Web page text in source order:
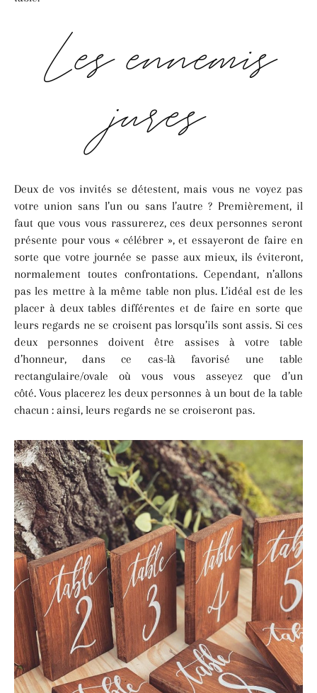
Les ennemis
jurés
Deux de vos invités se détestent, mais vous ne voyez pas
votre union sans l’un ou sans l’autre ? Premièrement, il
faut que vous vous rassurerez, ces deux personnes seront
présente pour vous « célébrer », et essayeront de faire en
sorte que votre journée se passe aux mieux, ils éviteront,
normalement toutes confrontations. Cependant, n’allons
pas les mettre à la même table non plus. L’idéal est de les
placer à deux tables différentes et de faire en sorte que
leurs regards ne se croisent pas lorsqu’ils sont assis. Si ces
deux personnes doivent être assises à votre table
d’honneur, dans ce cas-là favorisé une table
rectangulaire/ovale où vous vous asseyez que d’un
côté. Vous placerez les deux personnes à un bout de la table
chacun : ainsi, leurs regards ne se croiseront pas.